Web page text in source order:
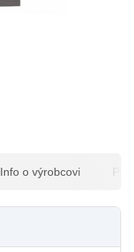
Info o výrobcovi